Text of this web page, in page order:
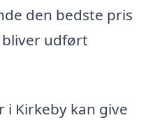
den bedste pris
udført
i Kirkeby kan give